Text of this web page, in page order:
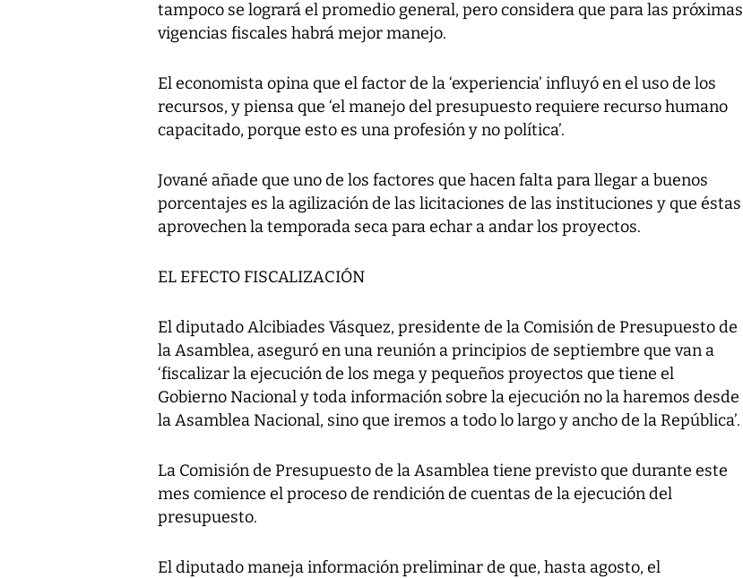
tampoco se logrará el promedio general, pero considera que para las próximas
vigencias fiscales habrá mejor manejo.
El economista opina que el factor de la ‘experiencia’ influyó en el uso de los
recursos, y piensa que ‘el manejo del presupuesto requiere recurso humano
capacitado, porque esto es una profesión y no política’.
Jované añade que uno de los factores que hacen falta para llegar a buenos
porcentajes es la agilización de las licitaciones de las instituciones y que éstas
aprovechen la temporada seca para echar a andar los proyectos.
EL EFECTO FISCALIZACIÓN
El diputado Alcibiades Vásquez, presidente de la Comisión de Presupuesto de
la Asamblea, aseguró en una reunión a principios de septiembre que van a
‘fiscalizar la ejecución de los mega y pequeños proyectos que tiene el
Gobierno Nacional y toda información sobre la ejecución no la haremos desde
la Asamblea Nacional, sino que iremos a todo lo largo y ancho de la República’.
La Comisión de Presupuesto de la Asamblea tiene previsto que durante este
mes comience el proceso de rendición de cuentas de la ejecución del
presupuesto.
El diputado maneja información preliminar de que, hasta agosto, el